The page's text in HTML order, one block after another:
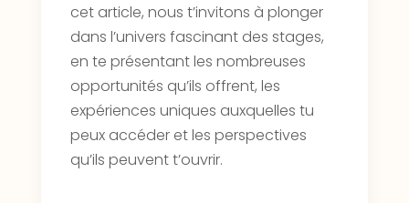
cet article, nous t’invitons à plonger
dans l’univers fascinant des stages,
en te présentant les nombreuses
opportunités qu’ils offrent, les
expériences uniques auxquelles tu
peux accéder et les perspectives
qu’ils peuvent t’ouvrir.